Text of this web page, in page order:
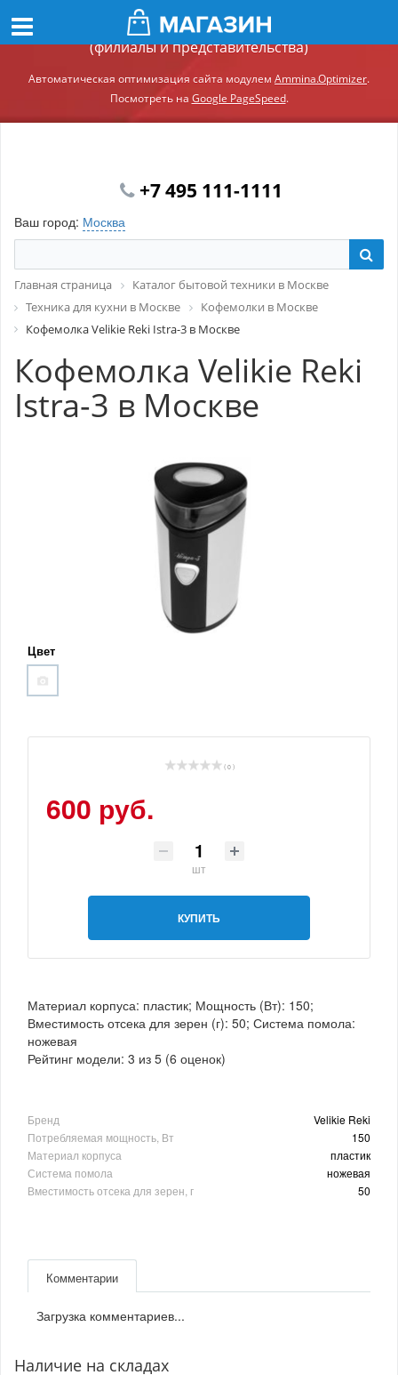
Демонстрационный сайт модуля Ammina.Регионы
(филиалы и представительства)
Автоматическая оптимизация сайта модулем Ammina.Optimizer.
Посмотреть на Google PageSpeed.
+7 495 111-1111
Ваш город: Москва
Главная страница
Каталог бытовой техники в Москве
Техника для кухни в Москве
Кофемолки в Москве
Кофемолка Velikie Reki Istra-3 в Москве
Кофемолка Velikie Reki
Istra-3 в Москве
Цвет
( 0 )
600 руб.
шт
КУПИТЬ
Материал корпуса: пластик; Мощность (Вт): 150;
Вместимость отсека для зерен (г): 50; Система помола:
ножевая
Рейтинг модели: 3 из 5 (6 оценок)
Бренд
Velikie Reki
Потребляемая мощность, Вт
150
Материал корпуса
пластик
Система помола
ножевая
Вместимость отсека для зерен, г
50
Комментарии
Загрузка комментариев...
Наличие на складах